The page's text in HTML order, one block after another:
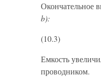
Окончательное
b):
(10.3)
Емкость
проводником.